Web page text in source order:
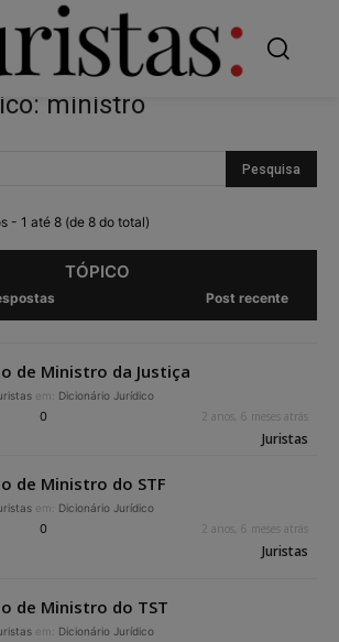
ministro
- 1 até 8 (de 8 do total)
TÓPICO
Post recente
de Ministro da Justiça
em: Dicionário Jurídico
0 2 anos, 6 meses atrás
Juristas
de Ministro do STF
em: Dicionário Jurídico
0 2 anos, 6 meses atrás
Juristas
de Ministro do TST
em: Dicionário Jurídico